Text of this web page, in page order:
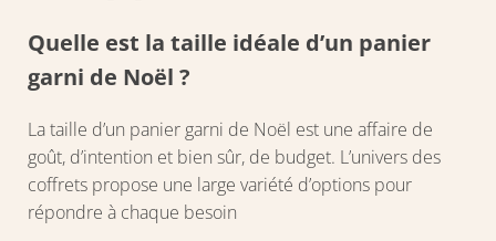
Quelle est la taille idéale d’un panier
garni de Noël ?
La taille d’un panier garni de Noël est une affaire de
goût, d’intention et bien sûr, de budget. L’univers des
coffrets propose une large variété d’options pour
répondre à chaque besoin